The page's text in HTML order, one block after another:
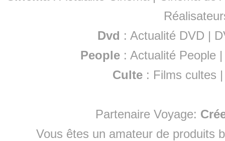
Dvd : Actualité DVD |
People :Actualité People
Culte : Films cultes
Partenaire Voyage:
Vous êtes un amateur de produits